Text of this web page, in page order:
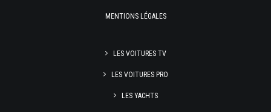
MENTIONS LÉGALES
LES VOITURES TV
LES VOITURES PRO
LES YACHTS